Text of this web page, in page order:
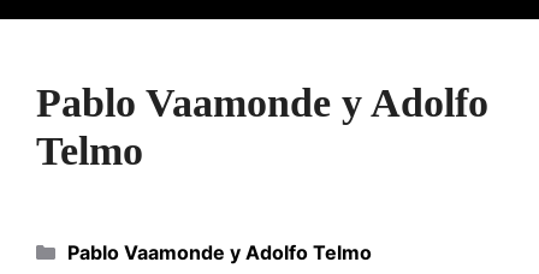
Pablo Vaamonde y Adolfo
Telmo
Categorías
Pablo Vaamonde y Adolfo Telmo